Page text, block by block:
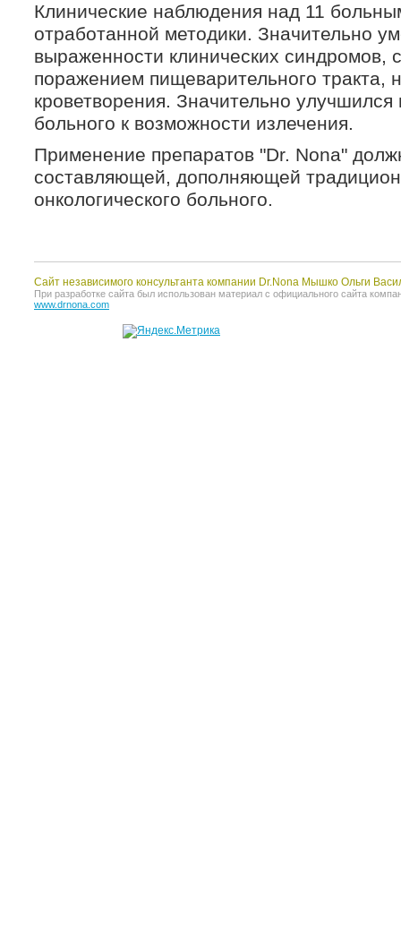
Клинические наблюдения над 11
отработанной методики. Значительно
выраженности клинических синдромов,
поражением пищеварительного тракта,
кроветворения. Значительно улучшился
больного к возможности излечения.
Применение препаратов "Dr. Nona"
составляющей, дополняющей
онкологического больного.
Сайт независимого консультанта компании Dr.Nona Мышко Ольги
При разработке сайта был использован материал с официального сайта
www.drnona.com